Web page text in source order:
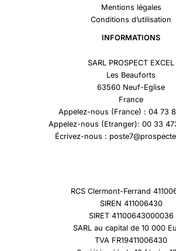
Mentions légales
Conditions d’utilisation
INFORMATIONS
SARL PROSPECT EXCEL
Les Beauforts
63560 Neuf-Eglise
France
Appelez-nous (France) : 04 73
Appelez-nous (Etranger): 00 33
Écrivez-nous :
RCS Clermont-Ferrand
SIREN 411006430
SIRET 41100643000036
SARL au capital de 10 000
TVA FR19411006430